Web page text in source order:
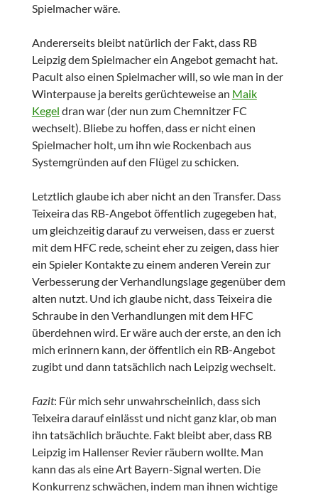
Spielmacher wäre.
Andererseits bleibt natürlich der Fakt, dass RB
Leipzig dem Spielmacher ein Angebot gemacht hat.
Pacult also einen Spielmacher will, so wie man in der
Winterpause ja bereits gerüchteweise an Maik
Kegel dran war (der nun zum Chemnitzer FC
wechselt). Bliebe zu hoffen, dass er nicht einen
Spielmacher holt, um ihn wie Rockenbach aus
Systemgründen auf den Flügel zu schicken.
Letztlich glaube ich aber nicht an den Transfer. Dass
Teixeira das RB-Angebot öffentlich zugegeben hat,
um gleichzeitig darauf zu verweisen, dass er zuerst
mit dem HFC rede, scheint eher zu zeigen, dass hier
ein Spieler Kontakte zu einem anderen Verein zur
Verbesserung der Verhandlungslage gegenüber dem
alten nutzt. Und ich glaube nicht, dass Teixeira die
Schraube in den Verhandlungen mit dem HFC
überdehnen wird. Er wäre auch der erste, an den ich
mich erinnern kann, der öffentlich ein RB-Angebot
zugibt und dann tatsächlich nach Leipzig wechselt.
Fazit: Für mich sehr unwahrscheinlich, dass sich
Teixeira darauf einlässt und nicht ganz klar, ob man
ihn tatsächlich bräuchte. Fakt bleibt aber, dass RB
Leipzig im Hallenser Revier räubern wollte. Man
kann das als eine Art Bayern-Signal werten. Die
Konkurrenz schwächen, indem man ihnen wichtige